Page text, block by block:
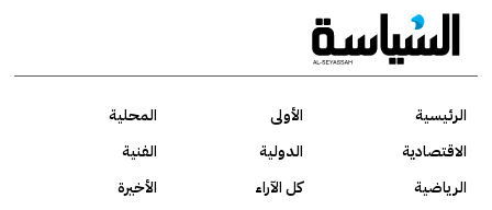
الرئيسية الأولى
المحلية
الاقتصادية
الدولية
الفنية
الرياضية
كل الآراء
الأخيرة